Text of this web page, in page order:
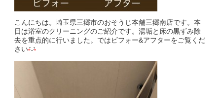
こんにちは。埼玉県三郷市のおそうじ本舗三郷南店です。本
日は浴室のクリーニングのご紹介です。湯垢と床の黒ずみ除
去を重点的に行いました。ではビフォー&アフターをご覧くだ
さい